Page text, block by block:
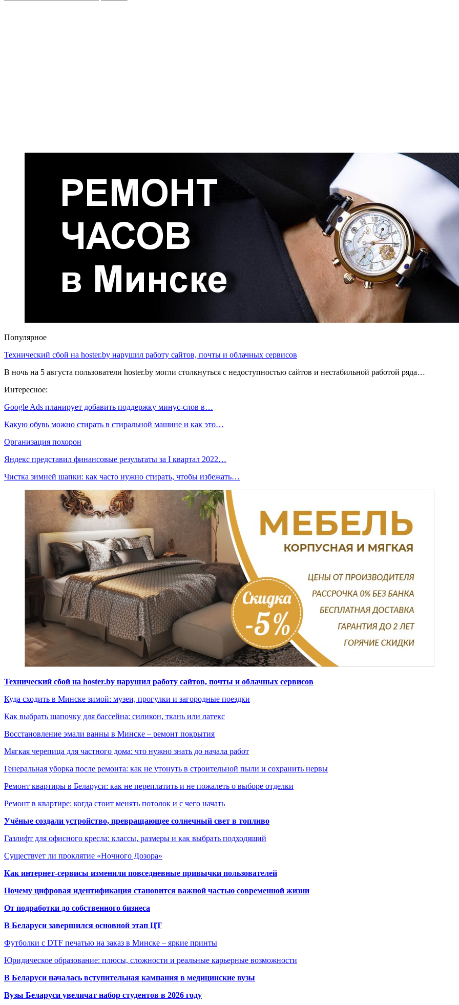
Популярное
Технический сбой на hoster.by нарушил работу сайтов, почты и облачных сервисов
В ночь на 5 августа пользователи hoster.by могли столкнуться с недоступностью сайтов и нестабильной работой ряда…
Интересное:
Google Ads планирует добавить поддержку минус-слов в…
Какую обувь можно стирать в стиральной машине и как это…
Организация похорон
Яндекс представил финансовые результаты за I квартал 2022…
Чистка зимней шапки: как часто нужно стирать, чтобы избежать…
Технический сбой на hoster.by нарушил работу сайтов, почты и облачных сервисов
Куда сходить в Минске зимой: музеи, прогулки и загородные поездки
Как выбрать шапочку для бассейна: силикон, ткань или латекс
Восстановление эмали ванны в Минске – ремонт покрытия
Мягкая черепица для частного дома: что нужно знать до начала работ
Генеральная уборка после ремонта: как не утонуть в строительной пыли и сохранить нервы
Ремонт квартиры в Беларуси: как не переплатить и не пожалеть о выборе отделки
Ремонт в квартире: когда стоит менять потолок и с чего начать
Учёные создали устройство, превращающее солнечный свет в топливо
Газлифт для офисного кресла: классы, размеры и как выбрать подходящий
Существует ли проклятие «Ночного Дозора»
Как интернет-сервисы изменили повседневные привычки пользователей
Почему цифровая идентификация становится важной частью современной жизни
От подработки до собственного бизнеса
В Беларуси завершился основной этап ЦТ
Футболки с DTF печатью на заказ в Минске – яркие принты
Юридическое образование: плюсы, сложности и реальные карьерные возможности
В Беларуси началась вступительная кампания в медицинские вузы
Вузы Беларуси увеличат набор студентов в 2026 году